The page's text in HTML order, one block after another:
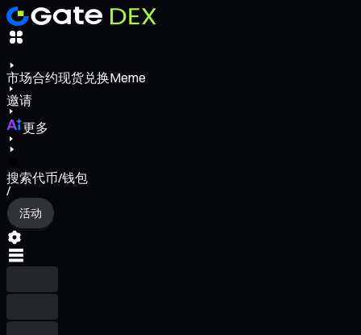
市场合约现货兑换Meme
邀请
更多
搜索代币/钱包
/
活动